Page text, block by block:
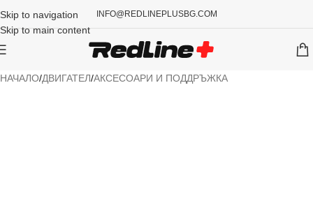
Skip to navigation
Skip to main content
INFO@REDLINEPLUSBG.COM
НАЧАЛО/ДВИГАТЕЛ/АКСЕСОАРИ И ПОДДРЪЖКА